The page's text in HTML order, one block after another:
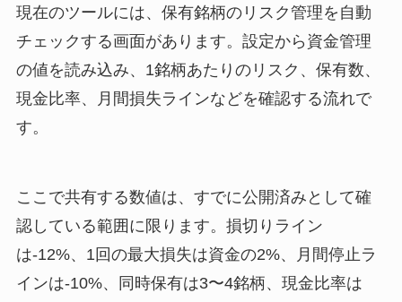
現在のツールには、保有銘柄のリスク管理を自動
チェックする画面があります。設定から資金管理
の値を読み込み、1銘柄あたりのリスク、保有数、
現金比率、月間損失ラインなどを確認する流れで
す。
ここで共有する数値は、すでに公開済みとして確
認している範囲に限ります。損切りライン
は-12%、1回の最大損失は資金の2%、月間停止ラ
インは-10%、同時保有は3〜4銘柄、現金比率は